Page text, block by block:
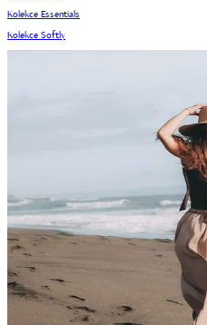
Kolekce Essentials
Kolekce Softly